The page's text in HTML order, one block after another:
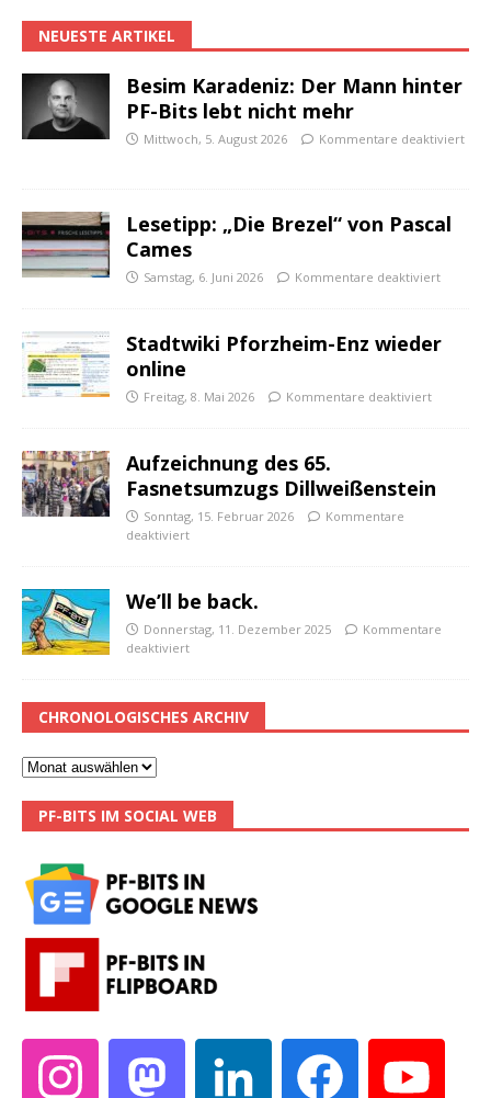
NEUESTE ARTIKEL
Besim Karadeniz: Der Mann hinter
PF-Bits lebt nicht mehr
Mittwoch, 5. August 2026 Kommentare deaktiviert
Lesetipp: „Die Brezel“ von Pascal
Cames
Samstag, 6. Juni 2026 Kommentare deaktiviert
Stadtwiki Pforzheim-Enz wieder
online
Freitag, 8. Mai 2026 Kommentare deaktiviert
Aufzeichnung des 65.
Fasnetsumzugs Dillweißenstein
Sonntag, 15. Februar 2026
Kommentare
deaktiviert
We’ll be back.
Donnerstag, 11. Dezember 2025
Kommentare
deaktiviert
CHRONOLOGISCHES ARCHIV
PF-BITS IM SOCIAL WEB